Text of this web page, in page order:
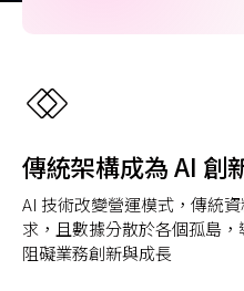
傳統架構成為 AI 創
AI 技術改變營運模式，傳統
求，且數據分散於各個孤島
阻礙業務創新與成長